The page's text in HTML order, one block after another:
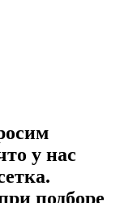
у нас
подборе